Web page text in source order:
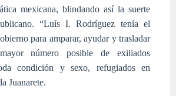
mexicana, blindando así la suerte
“Luís I. Rodríguez tenía el
para amparar, ayudar y trasladar
número posible de exiliados
condición y sexo, refugiados en
Juanarete.